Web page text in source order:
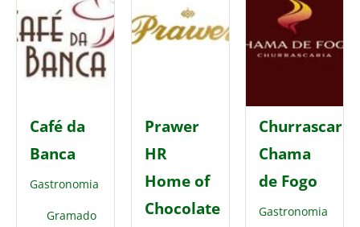
Café da
Banca
Gastronomia
Gramado
Prawer
HR
Home of
Chocolate
Churrascaria
Chama
de Fogo
Gastronomia